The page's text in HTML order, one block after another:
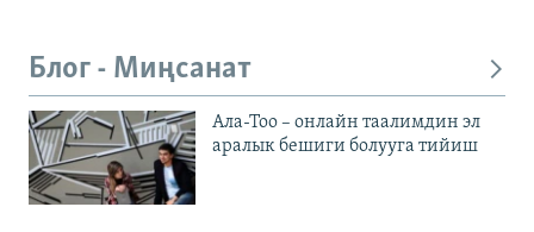
Блог - Миңсанат
Ала-Тоо – онлайн таалимдин эл
аралык бешиги болууга тийиш